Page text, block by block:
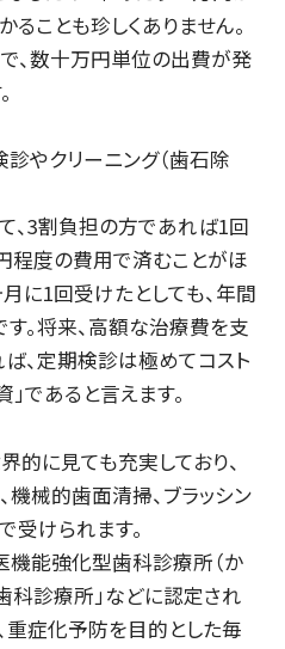
ことも珍しくありません。
、数十万円単位の出費が発
やクリーニング（歯石除
、3割負担の方であれば1回
程度の費用で済むことがほ
に1回受けたとしても、年間
。将来、高額な治療費を支
、定期検診は極めてコスト
であると言えます。
に見ても充実しており、
械的歯面清掃、ブラッシン
けられます。
機能強化型歯科診療所（か
科診療所」などに認定され
症化予防を目的とした毎